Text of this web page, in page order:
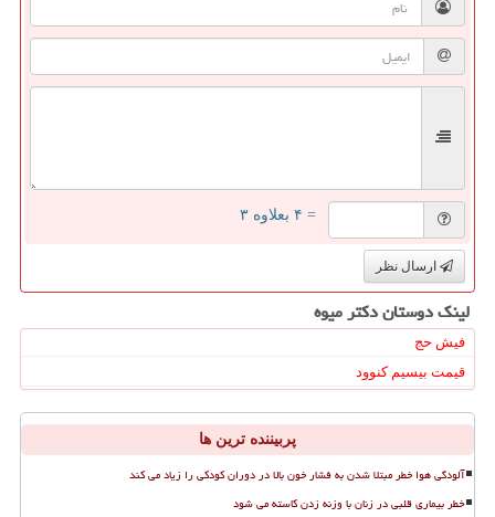
= ۴ بعلاوه ۳
ارسال نظر
لینک دوستان دكتر میوه
فیش حج
قیمت بیسیم کنوود
پربیننده ترین ها
آلودگی هوا خطر مبتلا شدن به فشار خون بالا در دوران کودکی را زیاد می کند
خطر بیماری قلبی در زنان با وزنه زدن کاسته می شود